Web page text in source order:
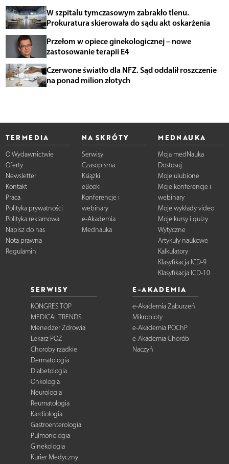
W szpitalu tymczasowym zabrakło tlenu.
Prokuratura skierowała do sądu akt oskarżenia
Przełom w opiece ginekologicznej – nowe
zastosowanie terapii E4
Czerwone światło dla NFZ. Sąd oddalił roszczenie
na ponad milion złotych
TERMEDIA
O Wydawnictwie
Oferty
Newsletter
Kontakt
Praca
Polityka prywatności
Polityka reklamowa
Napisz do nas
Nota prawna
Regulamin
NA SKRÓTY
Serwisy
Czasopisma
Książki
eBooki
Konferencje i
webinary
e-Akademia
Mednauka
MEDNAUKA
Moja medNauka
Dostosuj
Moje ulubione
Moje konferencje i
webinary
Moje wykłady video
Moje kursy i quizy
Wytyczne
Artykuły naukowe
Kalkulatory
Klasyfikacja ICD-9
Klasyfikacja ICD-10
SERWISY
KONGRES TOP
MEDICAL TRENDS
Menedżer Zdrowia
Lekarz POZ
Choroby rzadkie
Dermatologia
Diabetologia
Onkologia
Neurologia
Reumatologia
Kardiologia
Gastroenterologia
Pulmonologia
Ginekologia
Kurier Medyczny
E-AKADEMIA
e-Akademia Zaburzeń
Mikrobioty
e-Akademia POChP
e-Akademia Chorób
Naczyń